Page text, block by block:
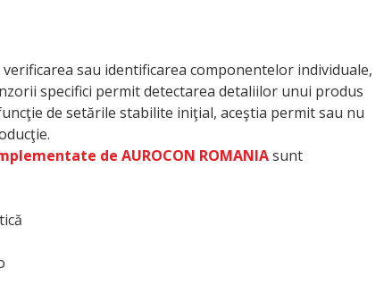
sau identificarea componentelor individuale,
specifici permit detectarea detaliilor unui produs
de setările stabilite iniţial, aceştia permit sau nu
de AUROCON ROMANIAsunt